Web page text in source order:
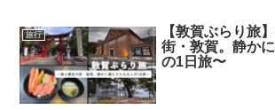
旅行
【敦賀ぶらり旅
街・敦賀。静か
の1日旅〜